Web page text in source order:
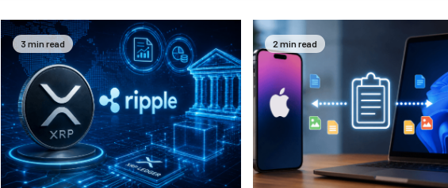
3 min read 2 min read